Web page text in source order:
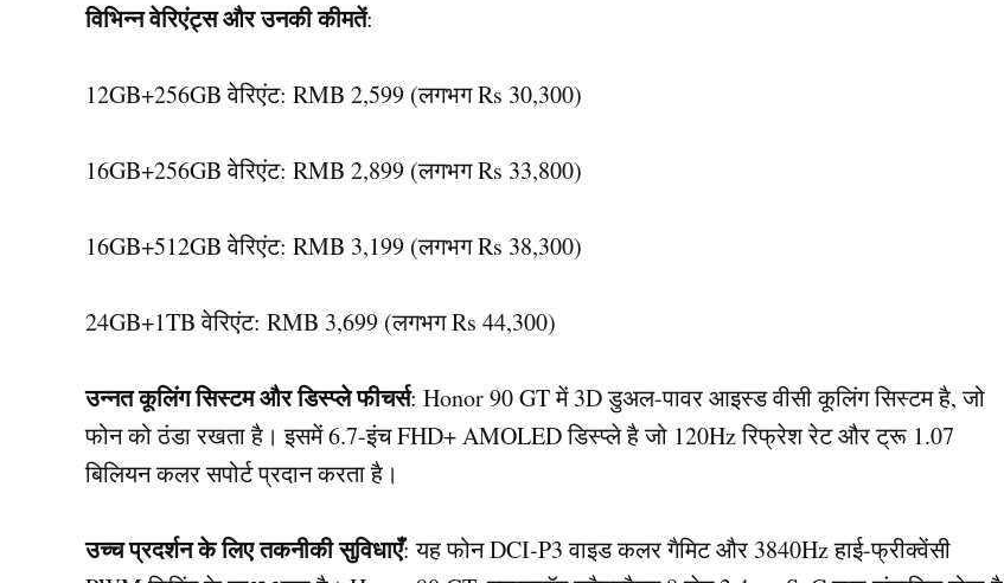
विभिन्न वेरिएंट्स और उनकी कीमतें:
12GB+256GB वेरिएंट: RMB 2,599 (लगभग Rs 30,300)
16GB+256GB वेरिएंट: RMB 2,899 (लगभग Rs 33,800)
16GB+512GB वेरिएंट: RMB 3,199 (लगभग Rs 38,300)
24GB+1TB वेरिएंट: RMB 3,699 (लगभग Rs 44,300)
उन्नत कूलिंग सिस्टम और डिस्प्ले फीचर्स: Honor 90 GT में 3D डुअल-पावर आइस्ड वीसी कूलिंग सिस्टम है, जो
फोन को ठंडा रखता है। इसमें 6.7-इंच FHD+ AMOLED डिस्प्ले है जो 120Hz रिफ्रेश रेट और ट्रू 1.07
बिलियन कलर सपोर्ट प्रदान करता है।
उच्च प्रदर्शन के लिए तकनीकी सुविधाएँ: यह फोन DCI-P3 वाइड कलर गैमिट और 3840Hz हाई-फ्रीक्वेंसी